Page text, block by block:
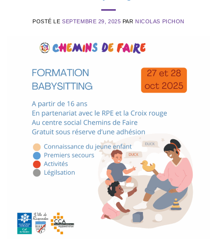
POSTÉ LESEPTEMBRE 29, 2025 PAR NICOLAS PICHON